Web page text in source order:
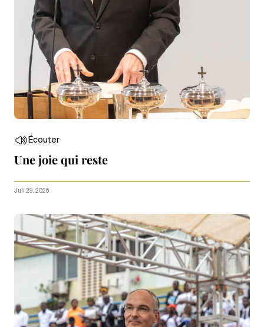
Écouter
Une joie qui reste
Juli 29, 2026